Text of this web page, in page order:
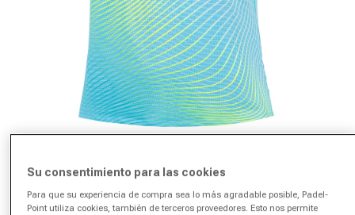
1/de
4
Su consentimiento para las cookies
Para que su experiencia de compra sea lo más agradable posible, Padel-
Point utiliza cookies, también de terceros proveedores. Esto nos permite